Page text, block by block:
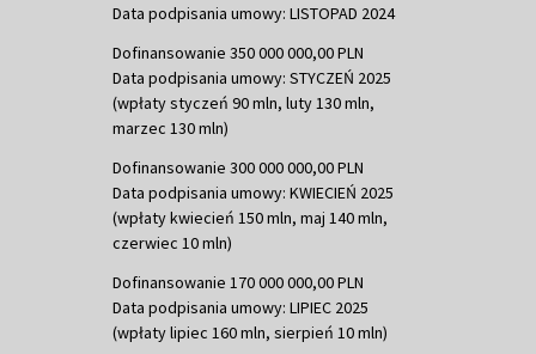
Data podpisania umowy: LISTOPAD 2024
Dofinansowanie 350 000 000,00 PLN
Data podpisania umowy: STYCZEŃ 2025
(wpłaty styczeń 90 mln, luty 130 mln,
marzec 130 mln)
Dofinansowanie 300 000 000,00 PLN
Data podpisania umowy: KWIECIEŃ 2025
(wpłaty kwiecień 150 mln, maj 140 mln,
czerwiec 10 mln)
Dofinansowanie 170 000 000,00 PLN
Data podpisania umowy: LIPIEC 2025
(wpłaty lipiec 160 mln, sierpień 10 mln)